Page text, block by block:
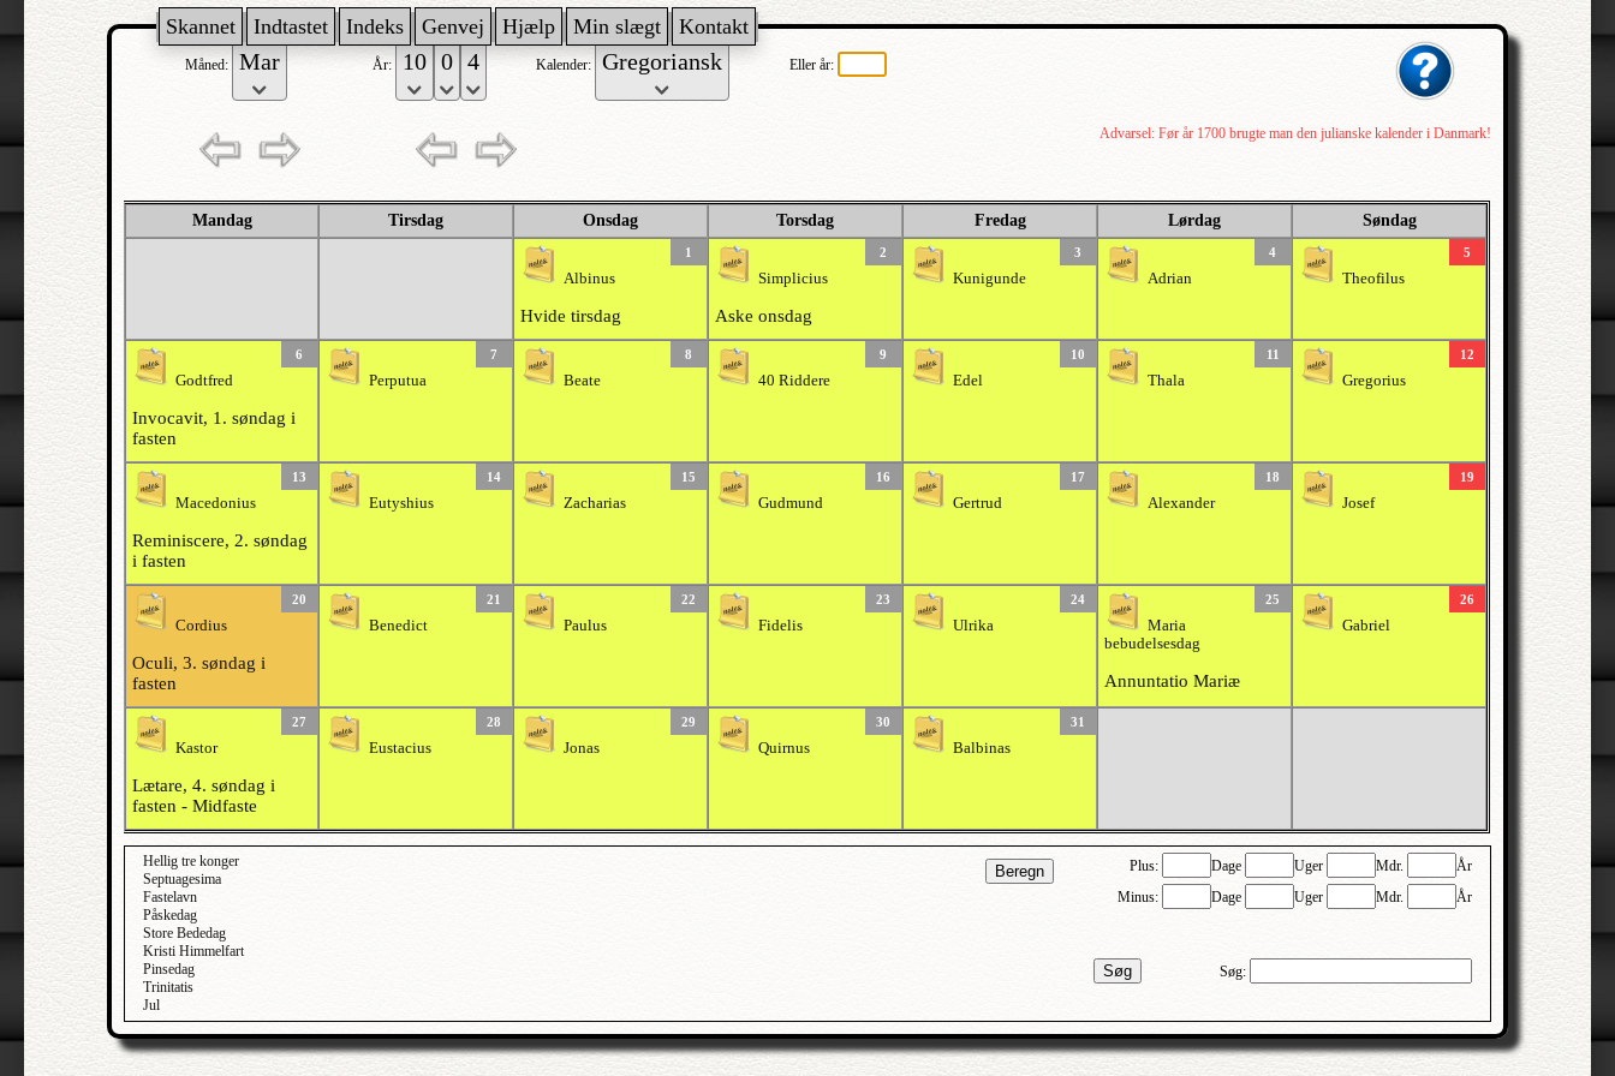
Skannet Indtastet Indeks Genvej Hjælp Min slægt Kontakt
Måned: År: Kalender: Eller år:
Advarsel: Før år 1700 brugte man den julianske kalender i Danmark!
Mandag Tirsdag Onsdag Torsdag Fredag Lørdag Søndag
1
Albinus
Hvide tirsdag
2
Simplicius
Aske onsdag
3
Kunigunde
4
Adrian
5
Theofilus
6
Godtfred
Invocavit, 1. søndag i
fasten
7
Perputua
8
Beate
9
40 Riddere
10
Edel
11
Thala
12
Gregorius
13
Macedonius
Reminiscere, 2. søndag
i fasten
14
Eutyshius
15
Zacharias
16
Gudmund
17
Gertrud
18
Alexander
19
Josef
20
Cordius
Oculi, 3. søndag i
fasten
21
Benedict
22
Paulus
23
Fidelis
24
Ulrika
25
Maria
bebudelsesdag
Annuntatio Mariæ
26
Gabriel
27
Kastor
Lætare, 4. søndag i
fasten - Midfaste
28
Eustacius
29
Jonas
30
Quirnus
31
Balbinas
Beregn Plus: Dage Uger Mdr.
År
Minus:
Dage Uger Mdr. År
Søg Søg:
Hellig tre konger
Septuagesima
Fastelavn
Påskedag
Store Bededag
Kristi Himmelfart
Pinsedag
Trinitatis
Jul